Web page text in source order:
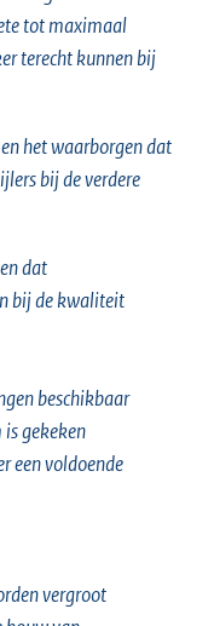
tot maximaal
terecht kunnen bij
het waarborgen dat
bij de verdere
dat
bij de kwaliteit
beschikbaar
gekeken
een voldoende
vergroot